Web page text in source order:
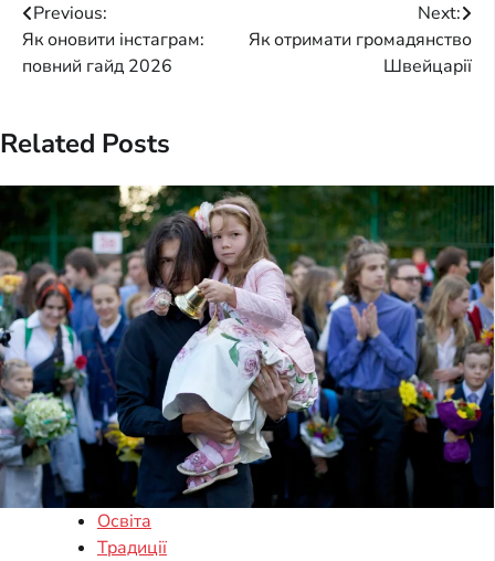
Post
navigation
Previous:
Як оновити інстаграм:
повний гайд 2026
Next:
Як отримати громадянство
Швейцарії
Related Posts
Освіта
Традиції